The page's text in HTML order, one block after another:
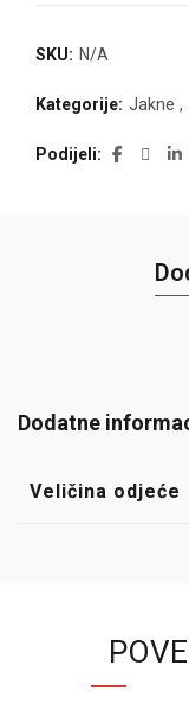
SKU: N/A
Kategorije: Jakne ,
Podijeli
Dodatne
Veličina odjeće